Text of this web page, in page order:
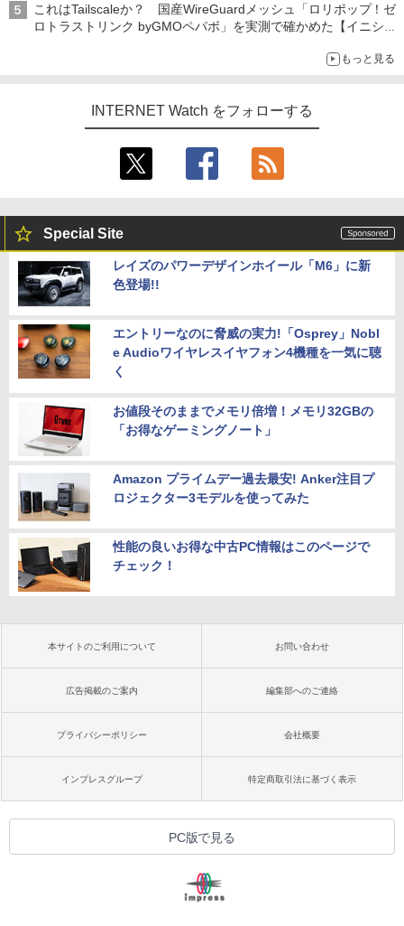
これはTailscaleか？ 国産WireGuardメッシュ「ロリポップ！ゼ
ロトラストリンク byGMOペパボ」を実測で確かめた【イニシャ
もっと見る
INTERNET Watch をフォローする
Special Site
レイズのパワーデザインホイール「M6」に新
色登場!!
エントリーなのに脅威の実力!「Osprey」Nobl
e Audioワイヤレスイヤフォン4機種を一気に聴
く
お値段そのままでメモリ倍増！メモリ32GBの
「お得なゲーミングノート」
Amazon プライムデー過去最安! Anker注目プ
ロジェクター3モデルを使ってみた
性能の良いお得な中古PC情報はこのページで
チェック！
本サイトのご利用について お問い合わせ
広告掲載のご案内 編集部へのご連絡
プライバシーポリシー 会社概要
インプレスグループ 特定商取引法に基づく表示
PC版で見る